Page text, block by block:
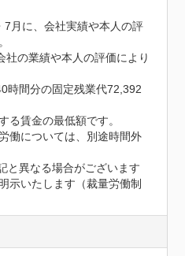
月に、会社実績や本人の評
の業績や本人の評価により
時間分の固定残業代72,392
る賃金の最低額です。
働については、別途時間外
と異なる場合がございます
示いたします（裁量労働制